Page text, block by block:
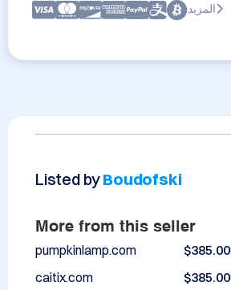
المزيد
Listed byBoudofski
More from this seller
pumpkinlamp.com
$385.00
caitix.com
$385.00